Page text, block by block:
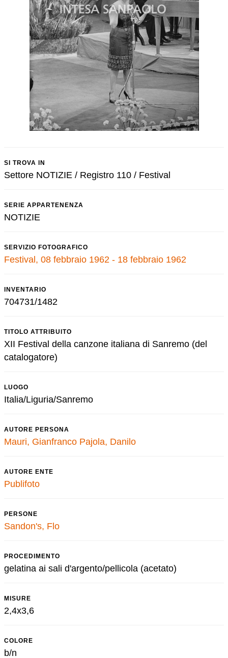
SI TROVA IN
Settore NOTIZIE / Registro 110 / Festival
SERIE APPARTENENZA
NOTIZIE
SERVIZIO FOTOGRAFICO
Festival, 08 febbraio 1962 - 18 febbraio 1962
INVENTARIO
704731/1482
TITOLO ATTRIBUITO
XII Festival della canzone italiana di Sanremo (del
catalogatore)
LUOGO
Italia/Liguria/Sanremo
AUTORE PERSONA
Mauri, Gianfranco Pajola, Danilo
AUTORE ENTE
Publifoto
PERSONE
Sandon's, Flo
PROCEDIMENTO
gelatina ai sali d'argento/pellicola (acetato)
MISURE
2,4x3,6
COLORE
b/n